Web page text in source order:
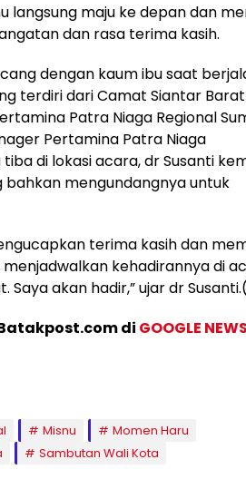
langsung maju ke depan dan
dan rasa terima kasih.
dengan kaum ibu saat
terdiri dari Camat Siantar Barat
Patra Niaga Regional
Pertamina Patra Niaga
di lokasi acara, dr Susanti
mengundangnya untuk
terima kasih dan
kehadirannya di
Saya akan hadir,” ujar dr Susanti.(
di GOOGLE NEWS
Misnu
Momen Haru
Sambutan Wali Kota